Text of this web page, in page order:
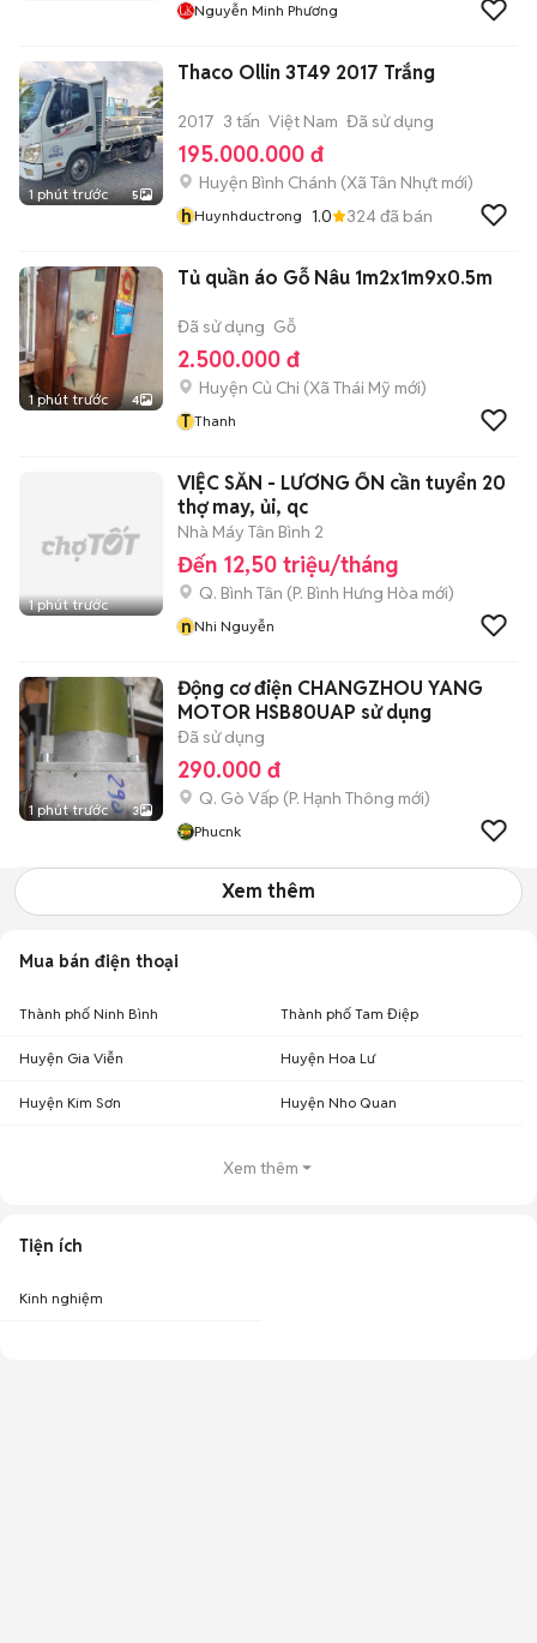
Nguyễn Minh Phương
1 phút trước 5
Thaco Ollin 3T49 2017 Trắng
2017 3 tấn Việt Nam Đã sử dụng
195.000.000 đ
Huyện Bình Chánh (Xã Tân Nhựt mới)
hHuynhductrong 1.0 324đã bán
1 phút trước 4
Tủ quần áo Gỗ Nâu 1m2x1m9x0.5m
Đã sử dụng Gỗ
2.500.000 đ
Huyện Củ Chi (Xã Thái Mỹ mới)
T Thanh
1 phút trước
VIỆC SẴN - LƯƠNG ỔN cần tuyển 20
thợ may, ủi, qc
Nhà Máy Tân Bình 2
Đến 12,50 triệu/tháng
Q. Bình Tân (P. Bình Hưng Hòa mới)
nNhi Nguyễn
1 phút trước 3
Động cơ điện CHANGZHOU YANG
MOTOR HSB80UAP sử dụng
Đã sử dụng
290.000 đ
Q. Gò Vấp (P. Hạnh Thông mới)
Phucnk
Xem thêm
Mua bán điện thoại
Thành phố Ninh Bình Thành phố Tam Điệp
Huyện Gia Viễn Huyện Hoa Lư
Huyện Kim Sơn Huyện Nho Quan
Xem thêm
Tiện ích
Kinh nghiệm